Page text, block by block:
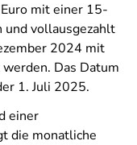
mit einer 15-
und vollausgezahlt
2024 mit
Das Datum
1. Juli 2025.
einer
die monatliche